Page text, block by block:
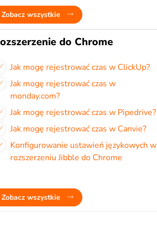
Zobacz wszystkie
do Chrome
Jak mogę rejestrować czas w ClickUp?
Jak mogę rejestrować czas w
monday.com?
Jak mogę rejestrować czas w Pipedrive?
Jak mogę rejestrować czas w Canvie?
Konfigurowanie ustawień językowych w
rozszerzeniu Jibble do Chrome
Zobacz wszystkie